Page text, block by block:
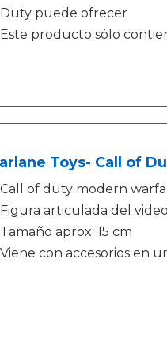
Duty puede ofrecer
Este producto sólo
Toys- Call of
Call of duty modern
Figura articulada del
Tamaño aprox. 15 cm
Viene con accesorios en